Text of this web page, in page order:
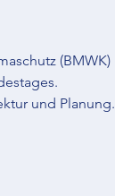
(BMWK)
und Planung.